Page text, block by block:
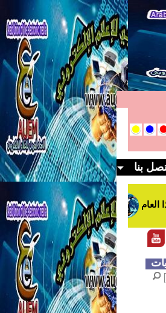
الثقافة أمطار المياحي
بنا
الاتحاد العربي يبدء اول اجتماعات